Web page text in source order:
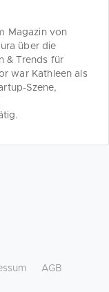
Magazin von
über die
& Trends für
war Kathleen als
Szene,
AGB